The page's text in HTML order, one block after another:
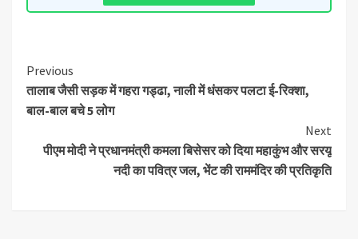
Previous
तालाब जैसी सड़क में गहरा गड्ढा, नाली में धंसकर पलटा ई-रिक्शा,
बाल-बाल बचे 5 लोग
Next
पीएम मोदी ने प्रधानमंत्री कमला बिसेसर को दिया महाकुंभ और सरयू
नदी का पवित्र जल, भेंट की राममंदिर की प्रतिकृति